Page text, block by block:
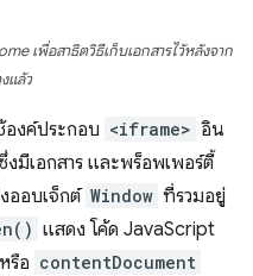
เพื่อสาธิตวิธีเก็บเอกสารไว้หลังจาก
แล้ว
องค์ประกอบ <iframe> อิน
มีเอกสาร และพร็อพเพอร์ตี้
ออบเจ็กต์ Window ที่รวมอยู่
แสดง โค้ด JavaScript
หรือ contentDocument